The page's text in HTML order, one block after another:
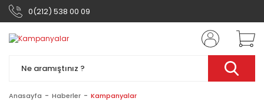
0(212) 538 00 09
Anasayfa Haberler Kampanyalar